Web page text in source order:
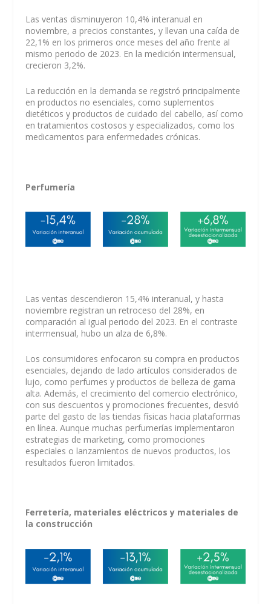
Las ventas disminuyeron 10,4% interanual en
noviembre, a precios constantes, y llevan una caída de
22,1% en los primeros once meses del año frente al
mismo periodo de 2023. En la medición intermensual,
crecieron 3,2%.
La reducción en la demanda se registró principalmente
en productos no esenciales, como suplementos
dietéticos y productos de cuidado del cabello, así como
en tratamientos costosos y especializados, como los
medicamentos para enfermedades crónicas.
Perfumería
Las ventas descendieron 15,4% interanual, y hasta
noviembre registran un retroceso del 28%, en
comparación al igual periodo del 2023. En el contraste
intermensual, hubo un alza de 6,8%.
Los consumidores enfocaron su compra en productos
esenciales, dejando de lado artículos considerados de
lujo, como perfumes y productos de belleza de gama
alta. Además, el crecimiento del comercio electrónico,
con sus descuentos y promociones frecuentes, desvió
parte del gasto de las tiendas físicas hacia plataformas
en línea. Aunque muchas perfumerías implementaron
estrategias de marketing, como promociones
especiales o lanzamientos de nuevos productos, los
resultados fueron limitados.
Ferretería, materiales eléctricos y materiales de
la construcción